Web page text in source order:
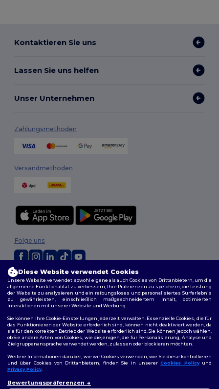
Kontaktieren Sie uns
Lassen Sie uns helfen
Unser Unternehmen
Zahlungsmethoden
Versandmethoden
2026. Alle Rechte vorbehalten
Allgemeine Geschäftsbedingungen|Personalisierungsrichtlinien|
Datenschutzbestimmungen| Cookie-Richtlinie|Site Map
Folge uns
Diese Website verwendet Cookies
Unsere Website verwendet sowohl eigene als auch Cookies von Drittanbietern, um die
allgemeine Funktionalität zu verbessern, Ihre Präferenzen zu speichern, die Leistung
der Website zu analysieren und ein reibungsloses und personalisiertes Surferlebnis
zu gewährleisten, einschließlich maßgeschneidertem Inhalt, optimierten
Interaktionen mit unserer Website und Werbung.
Sie können Ihre Cookie-Einstellungen jederzeit verwalten. Essenzielle Cookies, die für
das Funktionieren der Website erforderlich sind, können nicht deaktiviert werden, da
sie für den korrekten Betrieb der Website erforderlich sind. Sie können jedoch wählen,
ob Sie andere Arten von Cookies, wie diejenigen, die für Personalisierung, Analyse und
Zielgruppenansprache verwendet werden, zulassen oder blockieren möchten.
Weitere Informationen darüber, wie wir Cookies verwenden, wie Sie diese kontrollieren
und über Cookies von Drittanbietern, finden Sie in unsererCookies Policyund
Privacy Policy.
Bewertungspräferenzen